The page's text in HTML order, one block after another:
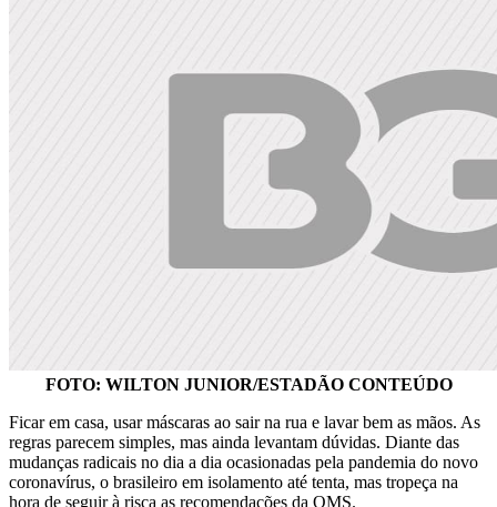
FOTO: WILTON JUNIOR/ESTADÃO CONTEÚDO
Ficar em casa, usar máscaras ao sair na rua e lavar bem as mãos. As
regras parecem simples, mas ainda levantam dúvidas. Diante das
mudanças radicais no dia a dia ocasionadas pela pandemia do novo
coronavírus, o brasileiro em isolamento até tenta, mas tropeça na
hora de seguir à risca as recomendações da OMS.